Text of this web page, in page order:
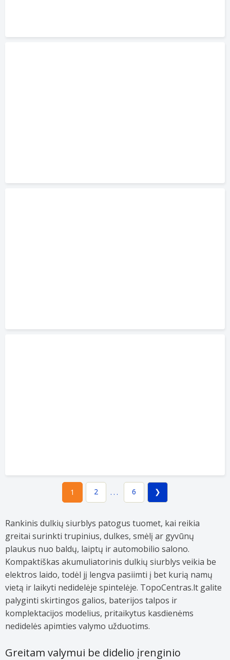
1 2 ... 6
Rankinis dulkių siurblys patogus tuomet, kai reikia
greitai surinkti trupinius, dulkes, smėlį ar gyvūnų
plaukus nuo baldų, laiptų ir automobilio salono.
Kompaktiškas akumuliatorinis dulkių siurblys veikia be
elektros laido, todėl jį lengva pasiimti į bet kurią namų
vietą ir laikyti nedidelėje spintelėje. TopoCentras.lt galite
palyginti skirtingos galios, baterijos talpos ir
komplektacijos modelius, pritaikytus kasdienėms
nedidelės apimties valymo užduotims.
Greitam valymui be didelio įrenginio